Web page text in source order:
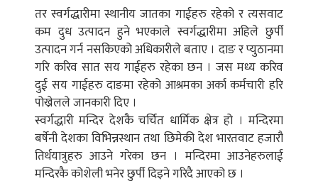
तर स्वर्गद्धारीमा स्थानीय जातका गाईहरु रहेको र त्यसवाट
कम दुध उत्पादन हुने भएकाले स्वर्गद्धारीमा अहिले छुर्पी
उत्पादन गर्न नसकिएको अधिकारीले बताए । दाङ र प्युठानमा
गरि करिव सात सय गाईहरु रहेका छन । जस मध्य करिव
दुई सय गाईहरु दाङमा रहेको आश्रमका अर्का कर्मचारी हरि
पोख्रेलले जानकारी दिए ।
स्वर्गद्धारी मन्दिर देशकै चर्चित धार्मिक क्षेत्र हो । मन्दिरमा
बर्षेनी देशका विभिन्नस्थान तथा छिमेकी देश भारतवाट हजारौ
तिर्थयात्रुहरु आउने गरेका छन । मन्दिरमा आउनेहरुलाई
मन्दिरकै कोशेली भनेर छुर्पी दिइने गरिदै आएको छ ।